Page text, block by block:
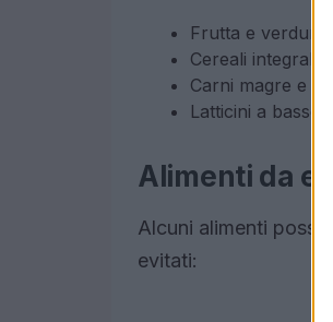
Frutta e verdura
Cereali integrali
Carni magre e
Latticini a basso
Alimenti da
Alcuni alimenti
evitati: